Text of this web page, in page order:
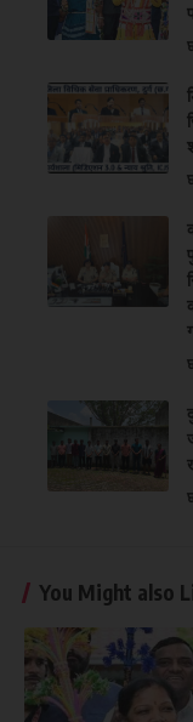
You Might also